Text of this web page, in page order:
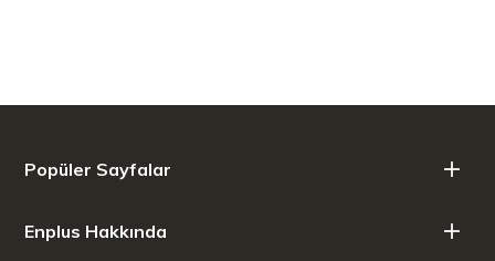
Popüler Sayfalar
Enplus Hakkında